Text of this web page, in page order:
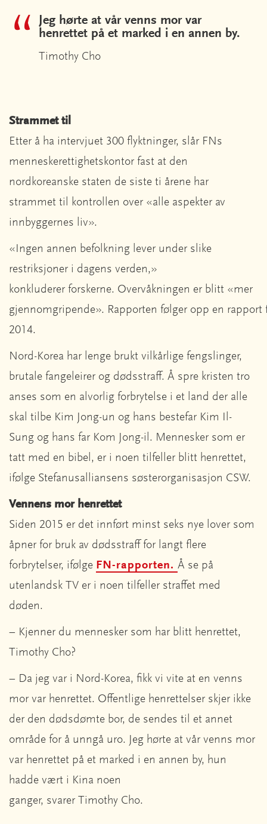
Jeg hørte at vår venns mor var
henrettet på et marked i en annen by.
Timothy Cho
Strammet til
Etter å ha intervjuet 300 flyktninger, slår FNs
menneskerettighetskontor fast at den
nordkoreanske staten de siste ti årene har
strammet til kontrollen over «alle aspekter av
innbyggernes liv».
«Ingen annen befolkning lever under slike
restriksjoner i dagens verden,»
konkluderer forskerne. Overvåkningen er blitt «mer
gjennomgripende». Rapporten følger opp en rapport
2014.
Nord-Korea har lenge brukt vilkårlige fengslinger,
brutale fangeleirer og dødsstraff. Å spre kristen tro
anses som en alvorlig forbrytelse i et land der alle
skal tilbe Kim Jong-un og hans bestefar Kim Il-
Sung og hans far Kom Jong-il. Mennesker som er
tatt med en bibel, er i noen tilfeller blitt henrettet,
ifølge Stefanusalliansens søsterorganisasjon CSW.
Vennens mor henrettet
Siden 2015 er det innført minst seks nye lover som
åpner for bruk av dødsstraff for langt flere
forbrytelser, ifølge FN-rapporten. Å se på
utenlandsk TV er i noen tilfeller straffet med
døden.
– Kjenner du mennesker som har blitt henrettet,
Timothy Cho?
– Da jeg var i Nord-Korea, fikk vi vite at en venns
mor var henrettet. Offentlige henrettelser skjer ikke
der den dødsdømte bor, de sendes til et annet
område for å unngå uro. Jeg hørte at vår venns mor
var henrettet på et marked i en annen by, hun
hadde vært i Kina noen
ganger, svarer Timothy Cho.